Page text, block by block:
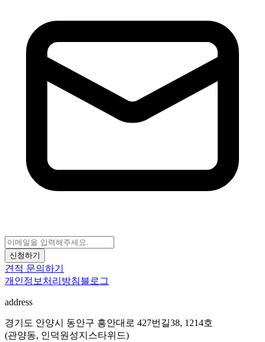
신청하기
견적 문의하기
개인정보처리방침블로그
address
경기도 안양시 동안구 흥안대로 427번길38, 1214호
(관양동, 인덕원성지스타위드)